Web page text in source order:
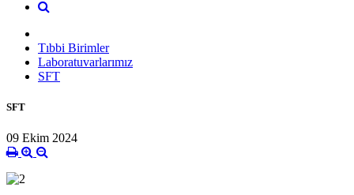
Tıbbi Birimler
Laboratuvarlarımız
SFT
SFT
09 Ekim 2024